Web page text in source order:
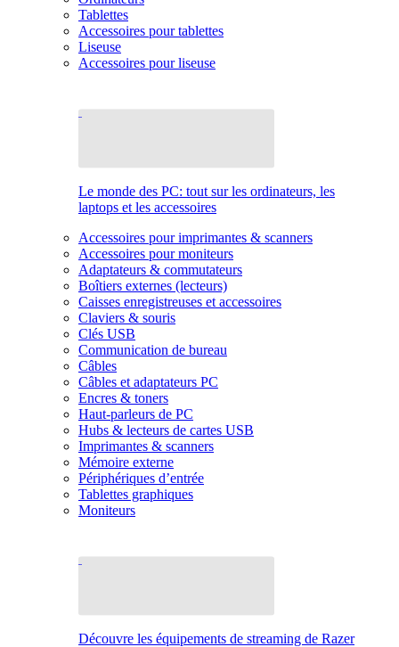
Tablettes
Accessoires pour tablettes
Liseuse
Accessoires pour liseuse
Le monde des PC: tout sur les ordinateurs, les
laptops et les accessoires
Accessoires pour imprimantes & scanners
Accessoires pour moniteurs
Adaptateurs & commutateurs
Boîtiers externes (lecteurs)
Caisses enregistreuses et accessoires
Claviers & souris
Clés USB
Communication de bureau
Câbles
Câbles et adaptateurs PC
Encres & toners
Haut-parleurs de PC
Hubs & lecteurs de cartes USB
Imprimantes & scanners
Mémoire externe
Périphériques d’entrée
Tablettes graphiques
Moniteurs
Découvre les équipements de streaming de Razer